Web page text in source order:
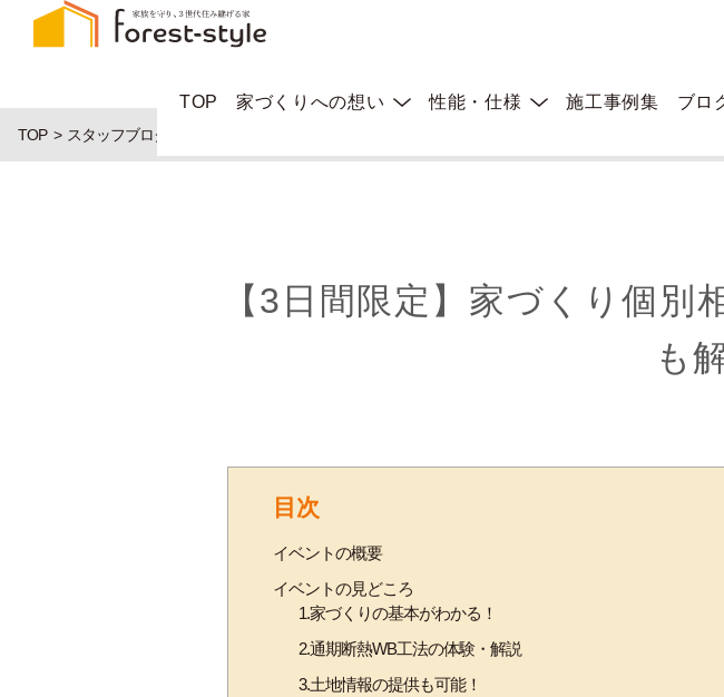
TOP 家づくりへの想い 性能・仕様 施工事例集 ブロ
TOP スタッフブログ
【3日間限定】家づくり個
も
目次
イベントの概要
イベントの見どころ
1.家づくりの基本がわかる！
2.通期断熱WB工法の体験・解説
3.土地情報の提供も可能！